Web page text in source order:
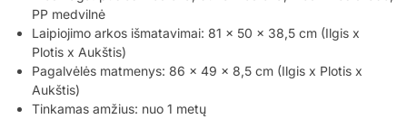
PP medvilnė
Laipiojimo arkos išmatavimai: 81 x 50 x 38,5 cm (Ilgis x
Plotis x Aukštis)
Pagalvėlės matmenys: 86 x 49 x 8,5 cm (Ilgis x Plotis x
Aukštis)
Tinkamas amžius: nuo 1 metų